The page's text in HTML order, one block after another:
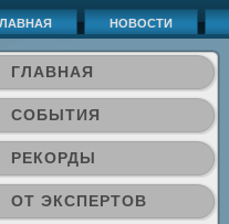
НОВОСТИ
ГЛАВНАЯ
СОБЫТИЯ
РЕКОРДЫ
ОТ ЭКСПЕРТОВ